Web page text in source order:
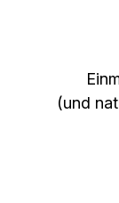
(und